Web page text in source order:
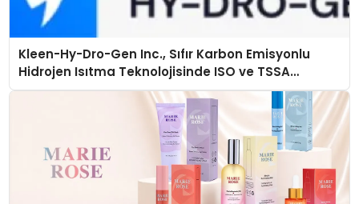
Kleen-Hy-Dro-Gen Inc., Sıfır Karbon Emisyonlu
Hidrojen Isıtma Teknolojisinde ISO ve TSSA
Düzenleyici Onaylarını Aldı